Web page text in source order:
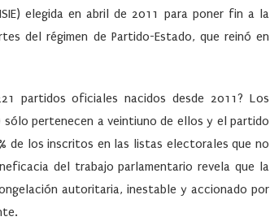
elegida en abril de 2011 para poner fin a la
del régimen de Partido-Estado, que reinó en
partidos oficiales nacidos desde 2011? Los
sólo pertenecen a veintiuno de ellos y el partido
de los inscritos en las listas electorales que no
del trabajo parlamentario revela que la
autoritaria, inestable y accionado por